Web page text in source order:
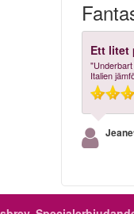
Ett litet
Italien